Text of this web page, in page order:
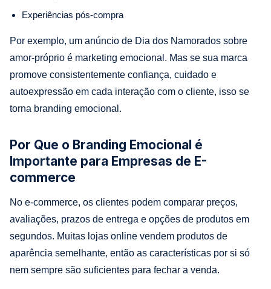
Experiências pós-compra
Por exemplo, um anúncio de Dia dos Namorados sobre
amor-próprio é marketing emocional. Mas se sua marca
promove consistentemente confiança, cuidado e
autoexpressão em cada interação com o cliente, isso se
torna branding emocional.
Por Que o Branding Emocional é
Importante para Empresas de E-
commerce
No e-commerce, os clientes podem comparar preços,
avaliações, prazos de entrega e opções de produtos em
segundos. Muitas lojas online vendem produtos de
aparência semelhante, então as características por si só
nem sempre são suficientes para fechar a venda.